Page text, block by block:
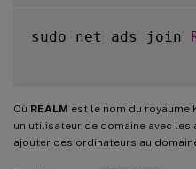
sudo net ads join
Où REALM est le nom du royaume
un utilisateur de domaine avec
ajouter des ordinateurs au